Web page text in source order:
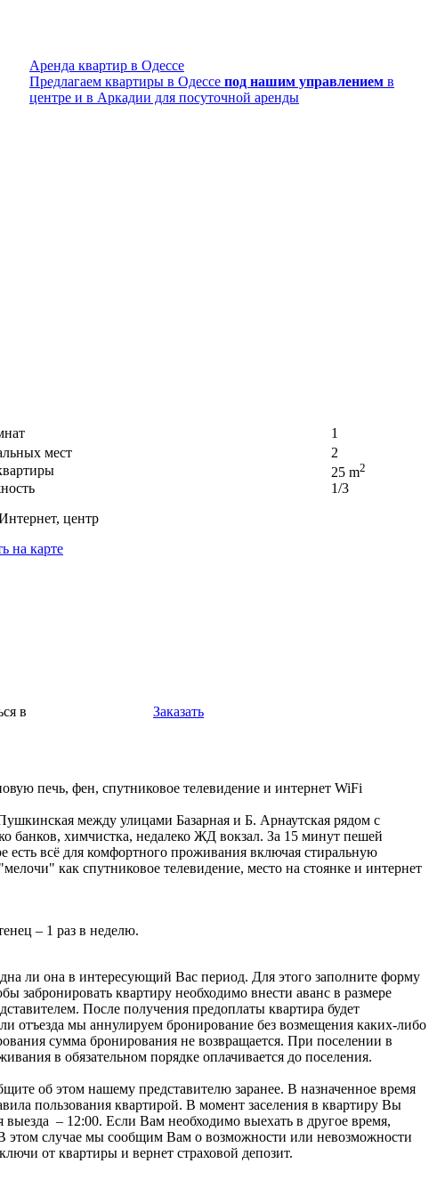
Аренда квартир в Одессе
Предлагаем квартиры в Одессе под нашим управлением в
центре и в Аркадии для посуточной аренды
1
мест
2
25 m2
1/3
центр
на карте
в
Заказать
печь, фен, спутниковое телевидение и интернет WiFi
между улицами Базарная и Б. Арнаутская рядом с
банков, химчистка, недалеко ЖД вокзал. За 15 минут пешей
всё для комфортного проживания включая стиральную
как спутниковое телевидение, место на стоянке и интернет
– 1 раз в неделю.
ли она в интересующий Вас период. Для этого заполните форму
забронировать квартиру необходимо внести аванс в размере
После получения предоплаты квартира будет
отъезда мы аннулируем бронирование без возмещения каких-либо
сумма бронирования не возвращается. При поселении в
в обязательном порядке оплачивается до поселения.
об этом нашему представителю заранее. В назначенное время
пользования квартирой. В момент заселения в квартиру Вы
– 12:00. Если Вам необходимо выехать в другое время,
этом случае мы сообщим Вам о возможности или невозможности
от квартиры и вернет страховой депозит.